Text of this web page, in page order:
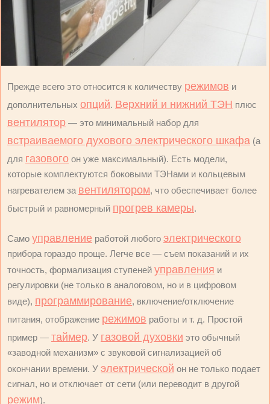
Прежде всего это относится к количеству режимов и
дополнительных опций. Верхний и нижний ТЭН плюс
вентилятор — это минимальный набор для
встраиваемого духового электрического шкафа (а
для газового он уже максимальный). Есть модели,
которые комплектуются боковыми ТЭНами и кольцевым
нагревателем за вентилятором, что обеспечивает более
быстрый и равномерный прогрев камеры.
Само управление работой любого электрического
прибора гораздо проще. Легче все — съем показаний и их
точность, формализация ступеней управления и
регулировки (не только в аналоговом, но и в цифровом
виде), программирование, включение/отключение
питания, отображение режимов работы и т. д. Простой
пример — таймер. У газовой духовки это обычный
«заводной механизм» с звуковой сигнализацией об
окончании времени. У электрической он не только подает
сигнал, но и отключает от сети (или переводит в другой
режим).